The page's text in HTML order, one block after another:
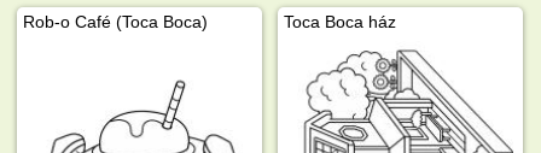
Rob-o Café (Toca Boca) Toca Boca ház